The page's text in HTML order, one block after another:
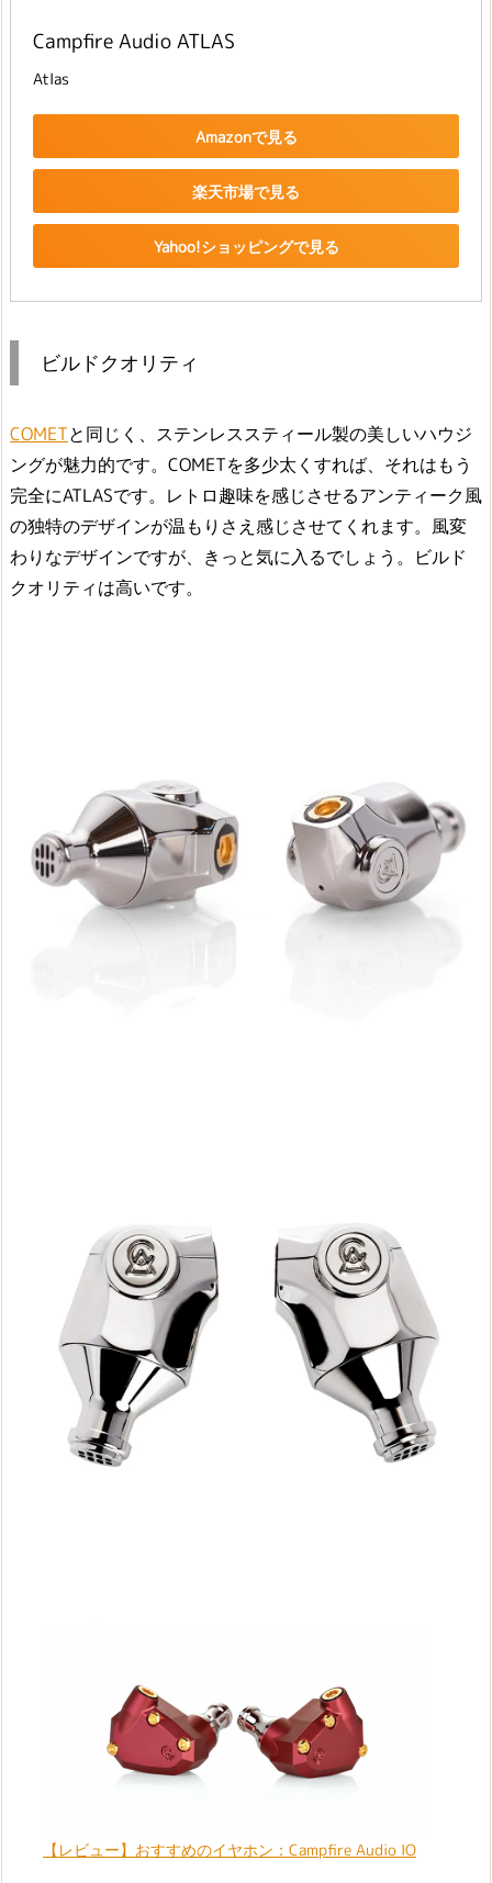
Campfire Audio ATLAS
Atlas
Amazonで見る
楽天市場で見る
Yahoo!ショッピングで見る
ビルドクオリティ
COMETと同じく、ステンレススティール製の美しいハウジ
ングが魅力的です。COMETを多少太くすれば、それはもう
完全にATLASです。レトロ趣味を感じさせるアンティーク風
の独特のデザインが温もりさえ感じさせてくれます。風変
わりなデザインですが、きっと気に入るでしょう。ビルド
クオリティは高いです。
【レビュー】おすすめのイヤホン：Campfire Audio IO